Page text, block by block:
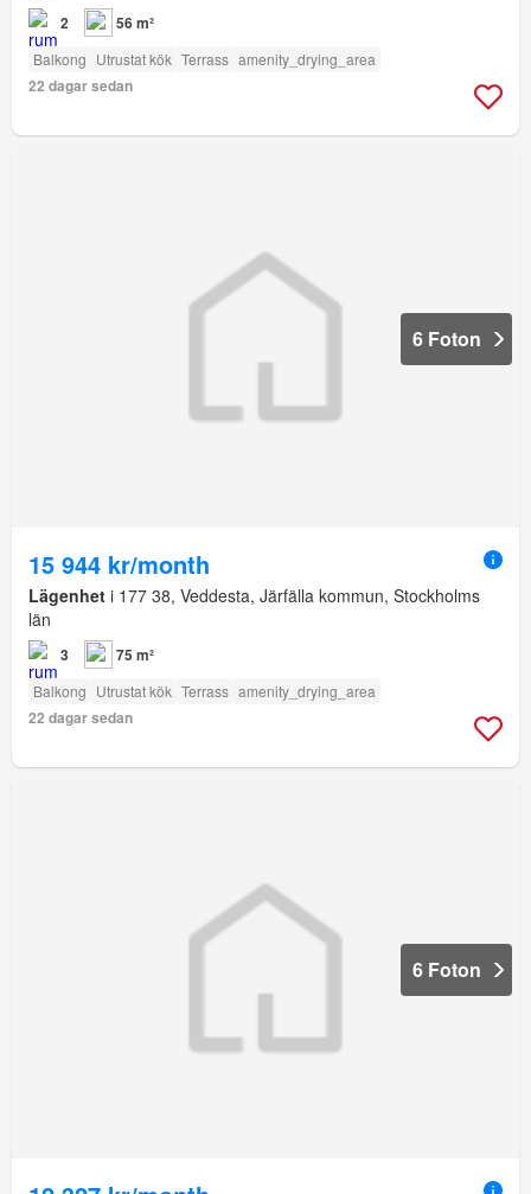
2 56 m²
Balkong Utrustat kök Terrass amenity_drying_area
22 dagar sedan
6 Foton
15 944 kr/month
Lägenhet i 177 38, Veddesta, Järfälla kommun, Stockholms
län
3 75 m²
Balkong Utrustat kök Terrass amenity_drying_area
22 dagar sedan
6 Foton